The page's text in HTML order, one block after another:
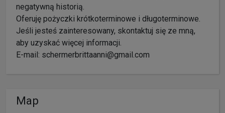
negatywną historią.
Oferuję pożyczki krótkoterminowe i długoterminowe.
Jeśli jesteś zainteresowany, skontaktuj się ze mną,
aby uzyskać więcej informacji.
E-mail: schermerbrittaanni@gmail.com
Map